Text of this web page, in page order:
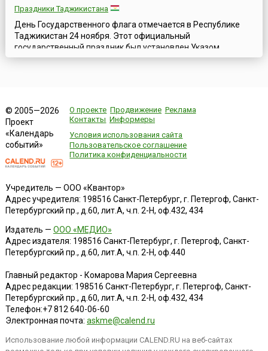
Праздники Таджикистана
День Государственного флага отмечается в Республике
Таджикистан 24 ноября. Этот официальный
государственный праздник был установлен Указом
Президента Республики в 2009 году, в честь официального
© 2005—2026
Проект
«Календарь
событий»
О проекте Продвижение Реклама
Контакты Информеры
Условия использования сайта
Пользовательское соглашение
Политика конфиденциальности
Учредитель — ООО «Квантор»
Адрес учредителя: 198516 Санкт-Петербург, г. Петергоф, Санкт-
Петербургский пр., д.60, лит.А, ч.п. 2-Н, оф.432, 434
Издатель — ООО «МЕДИО»
Адрес издателя: 198516 Санкт-Петербург, г. Петергоф, Санкт-
Петербургский пр., д.60, лит.А, ч.п. 2-Н, оф.440
Главный редактор - Комарова Мария Сергеевна
Адрес редакции: 198516 Санкт-Петербург, г. Петергоф, Санкт-
Петербургский пр., д.60, лит.А, ч.п. 2-Н, оф.432, 434
Телефон:+7 812 640-06-60
Электронная почта: askme@calend.ru
Использование любой информации CALEND.RU на веб-сайтах